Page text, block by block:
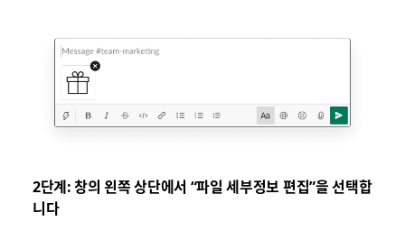
2단계: 창의 왼쪽 상단에서 “파일 세부정보 편집”을 선택합
니다